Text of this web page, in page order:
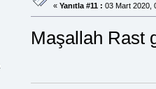
« Yanıtla #11 : 03 Mart 2020,
Maşallah Rast